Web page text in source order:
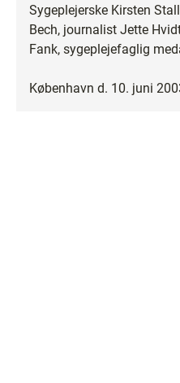
Sygeplejerske Kirsten
Bech, journalist Jette
Fank, sygeplejefaglig
København d. 10. juni